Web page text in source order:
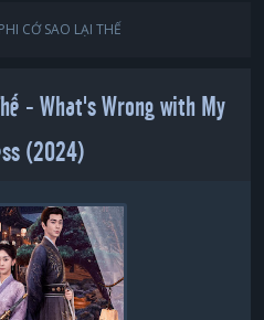
CỚ SAO LẠI THẾ
- What's Wrong with My
(2024)